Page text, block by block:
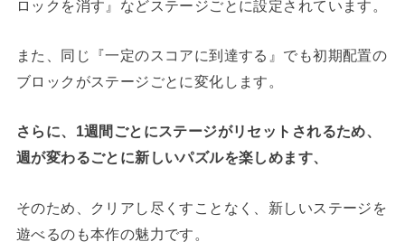
ロックを消す』などステージごとに設定されています。
また、同じ『一定のスコアに到達する』でも初期配置の
ブロックがステージごとに変化します。
さらに、1週間ごとにステージがリセットされるため、
週が変わるごとに新しいパズルを楽しめます、
そのため、クリアし尽くすことなく、新しいステージを
遊べるのも本作の魅力です。